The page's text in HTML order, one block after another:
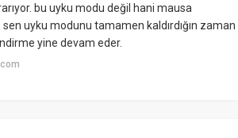
bu uyku modu değil hani mausa
uyku modunu tamamen kaldırdığın zaman
yine devam eder.